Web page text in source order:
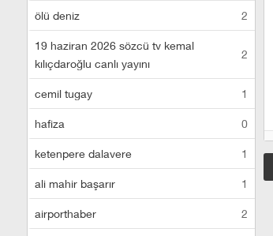
ölü deniz 2
19 haziran 2026 sözcü tv kemal
kılıçdaroğlu canlı yayını
2
cemil tugay 1
hafiza 0
ketenpere dalavere 1
ali mahir başarır 1
airporthaber 2